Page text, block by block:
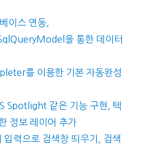
이스 연동,
을 통한 데이터
를 이용한 기본 자동완성
Spotlight 같은 기능 구현, 텍
정보 레이어 추가
입력으로 검색창 띄우기, 검색